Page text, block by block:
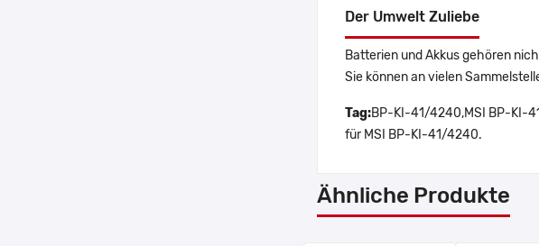
Der Umwelt Zuliebe
Batterien und Akkus gehören
Sie können an vielen
Tag:BP-KI-41/4240,MSI BP-KI-
für MSI BP-KI-41/4240.
Ähnliche Produkte